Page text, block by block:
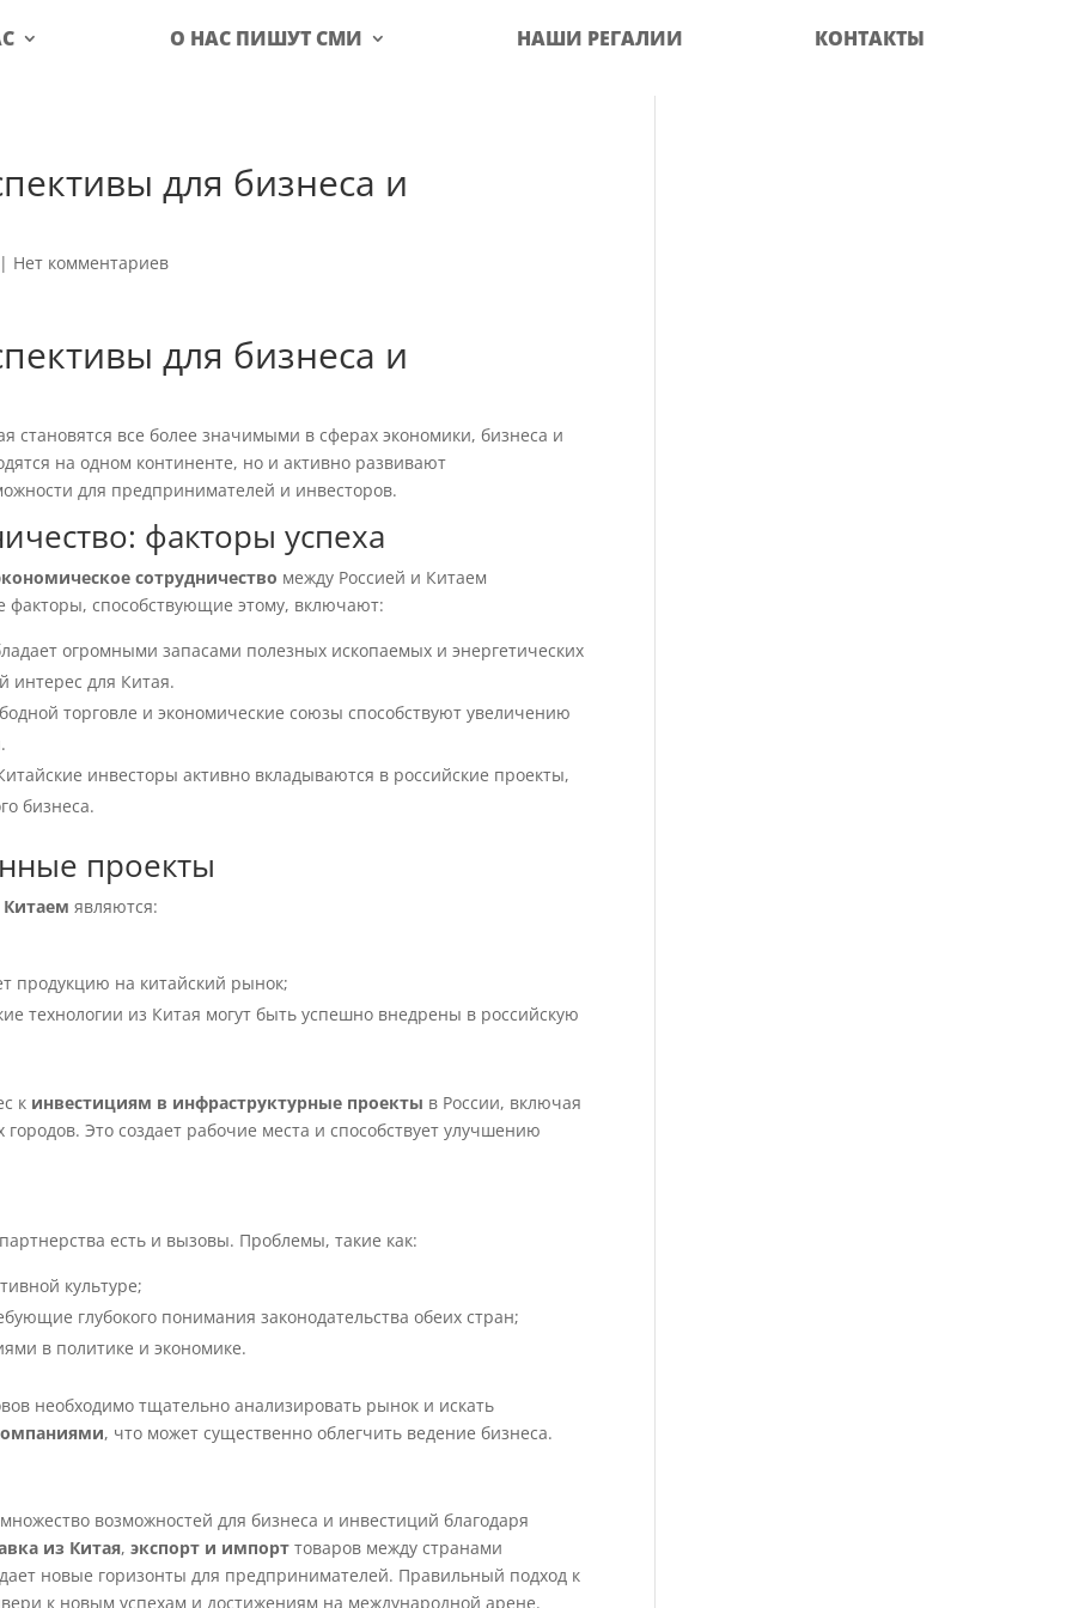
О НАС ПИШУТ СМИ НАШИ РЕГАЛИИ КОНТАКТЫ
для бизнеса и
| Нет комментариев
для бизнеса и
становятся все более значимыми в сферах экономики, бизнеса и
на одном континенте, но и активно развивают
для предпринимателей и инвесторов.
факторы успеха
сотрудничество между Россией и Китаем
факторы, способствующие этому, включают:
огромными запасами полезных ископаемых и энергетических
интерес для Китая.
торговле и экономические союзы способствуют увеличению
инвесторы активно вкладываются в российские проекты,
бизнеса.
проекты
Китаем являются:
продукцию на китайский рынок;
технологии из Китая могут быть успешно внедрены в российскую
к инвестициям в инфраструктурные проекты в России, включая
Это создает рабочие места и способствует улучшению
есть и вызовы. Проблемы, такие как:
культуре;
глубокого понимания законодательства обеих стран;
в политике и экономике.
необходимо тщательно анализировать рынок и искать
, что может существенно облегчить ведение бизнеса.
возможностей для бизнеса и инвестиций благодаря
из Китая,экспорт и импорт товаров между странами
новые горизонты для предпринимателей. Правильный подход к
к новым успехам и достижениям на международной арене.